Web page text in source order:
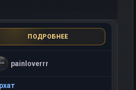
ПОДРОБНЕЕ
painloverrr